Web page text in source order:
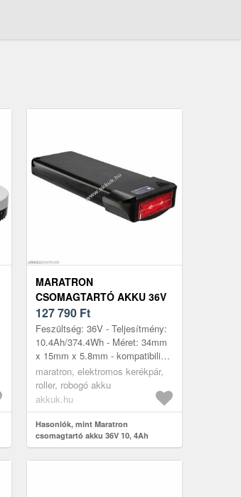
MARATRON
CSOMAGTARTÓ AKKU 36V
10, 4AH BEÉPÍTETT
HÁTSÓLÁMPÁVAL E-BIKE
127 790 Ft
Feszültség: 36V - Teljesítmény:
10.4Ah/374.4Wh - Méret: 34mm
x 15mm x 5.8mm - kompatibilis
modellek: Llobe City, Streetglider
maratron, elektromos kerékpár,
roller, robogó akku
akkuk.hu
Hasonlók, mint Maratron
csomagtartó akku 36V 10, 4Ah
beépített hátsólámpával e-bike